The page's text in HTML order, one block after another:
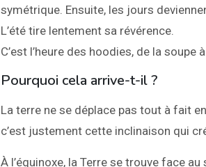
symétrique. Ensuite, les jours
L’été tire lentement sa révérence.
C’est l’heure des hoodies, de la
Pourquoi cela arrive-t-il ?
La terre ne se déplace pas tout à fait
c’est justement cette inclinaison qui
À l’équinoxe, la Terre se trouve face